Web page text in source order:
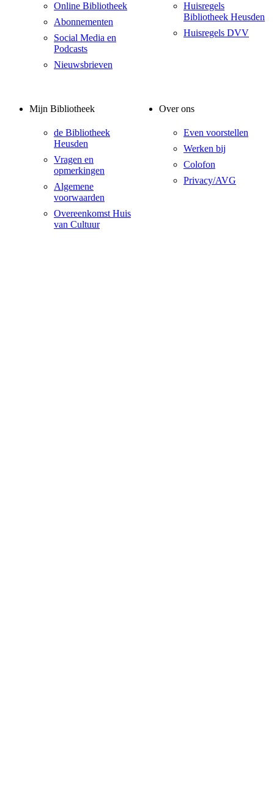
Online Bibliotheek
Abonnementen
Social Media en
Podcasts
Nieuwsbrieven
Huisregels
Bibliotheek Heusden
Huisregels DVV
Mijn Bibliotheek
de Bibliotheek
Heusden
Vragen en
opmerkingen
Algemene
voorwaarden
Overeenkomst Huis
van Cultuur
Over ons
Even voorstellen
Werken bij
Colofon
Privacy/AVG